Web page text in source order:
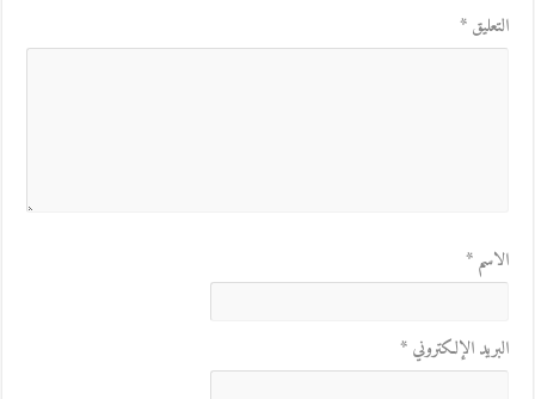
التعليق*
الاسم*
البريد الإلكتروني*